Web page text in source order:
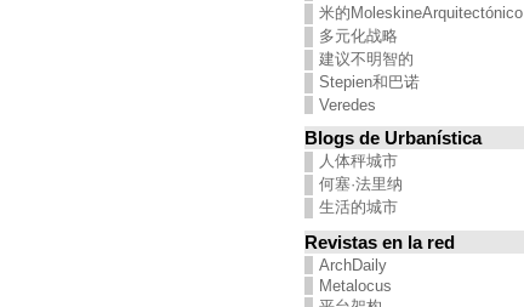
米的MoleskineArquitectónico
多元化战略
建议不明智的
Stepien和巴诺
Veredes
Blogs de Urbanística
人体秤城市
何塞·法里纳
生活的城市
Revistas en la red
ArchDaily
Metalocus